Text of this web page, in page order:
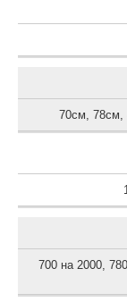
70см 78см
700 на 2000